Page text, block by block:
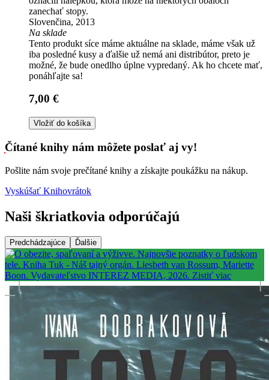
zanechať stopy.
Slovenčina, 2013
Na sklade
Tento produkt síce máme aktuálne na sklade, máme však už
iba posledné kusy a ďalšie už nemá ani distribútor, preto je
možné, že bude onedlho úplne vypredaný. Ak ho chcete mať,
ponáhľajte sa!
7,00 €
Vložiť do košíka
Čítané knihy nám môžete poslať aj vy!
Pošlite nám svoje prečítané knihy a získajte poukážku na nákup.
Vyskúšať Knihovrátok
Naši škriatkovia odporúčajú
Predchádzajúce Ďalšie